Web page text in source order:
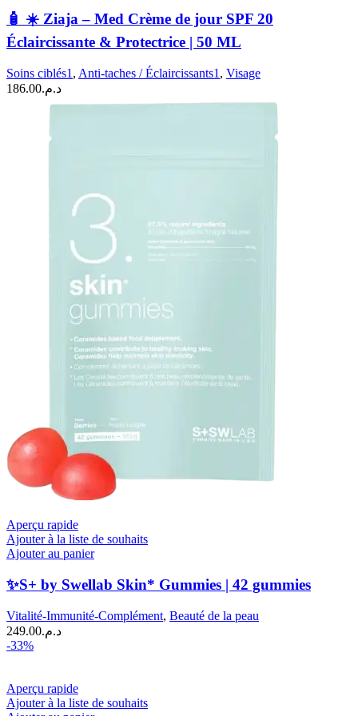
🧴 ☀️ Ziaja – Med Crème de jour SPF 20
Éclaircissante & Protectrice | 50 ML
Soins ciblés1 , Anti-taches / Éclaircissants1 , Visage
د.م.186.00
Aperçu rapide
Ajouter à la liste de souhaits
Ajouter au panier
✨S+ by Swellab Skin* Gummies | 42 gummies
Vitalité-Immunité-Complément, Beauté de la peau
د.م.249.00
-33%
Aperçu rapide
Ajouter à la liste de souhaits